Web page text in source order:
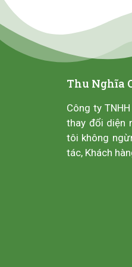
Thu Nghĩa
Công ty
thay đổi diện
tôi không
tác, Khách